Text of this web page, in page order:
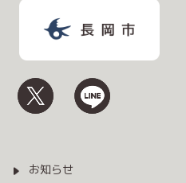
お知らせ